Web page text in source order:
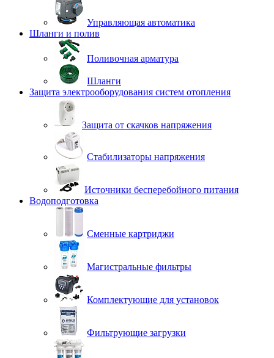
Управляющая автоматика
Шланги и полив
Поливочная арматура
Шланги
Защита электрооборудования систем отопления
Защита от скачков напряжения
Стабилизаторы напряжения
Источники бесперебойного питания
Водоподготовка
Сменные картриджи
Магистральные фильтры
Комплектующие для установок
Фильтрующие загрузки